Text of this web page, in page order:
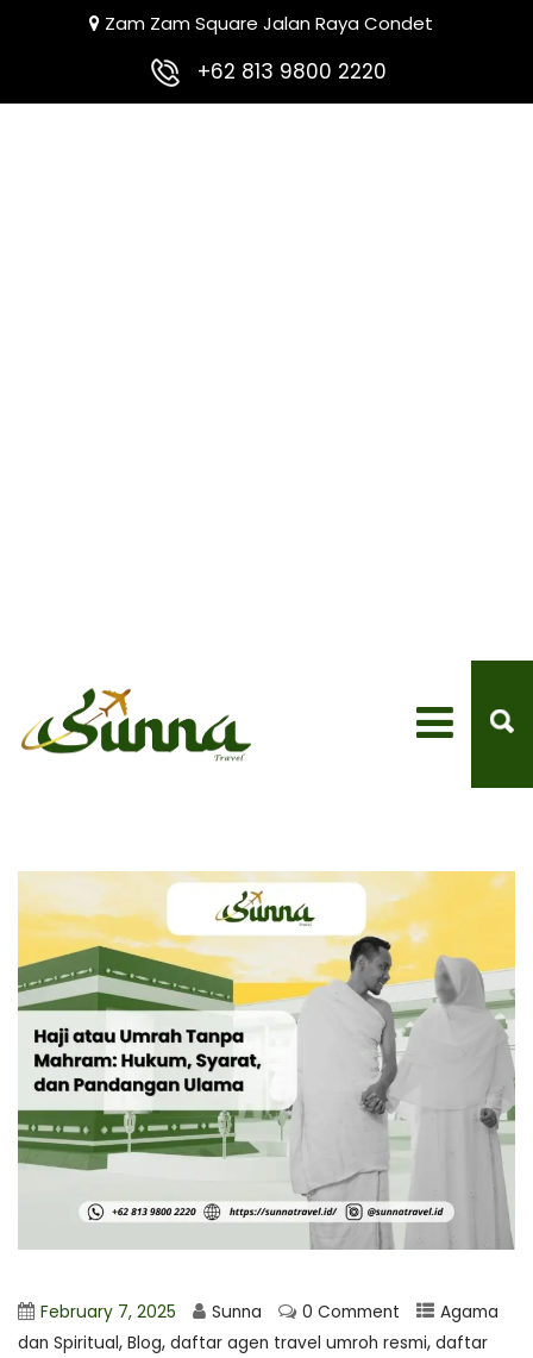
Zam Zam Square Jalan Raya Condet
+62 813 9800 2220
February 7, 2025 Sunna 0 Comment
Agama
dan Spiritual, Blog, ⁠daftar agen travel umroh resmi, daftar